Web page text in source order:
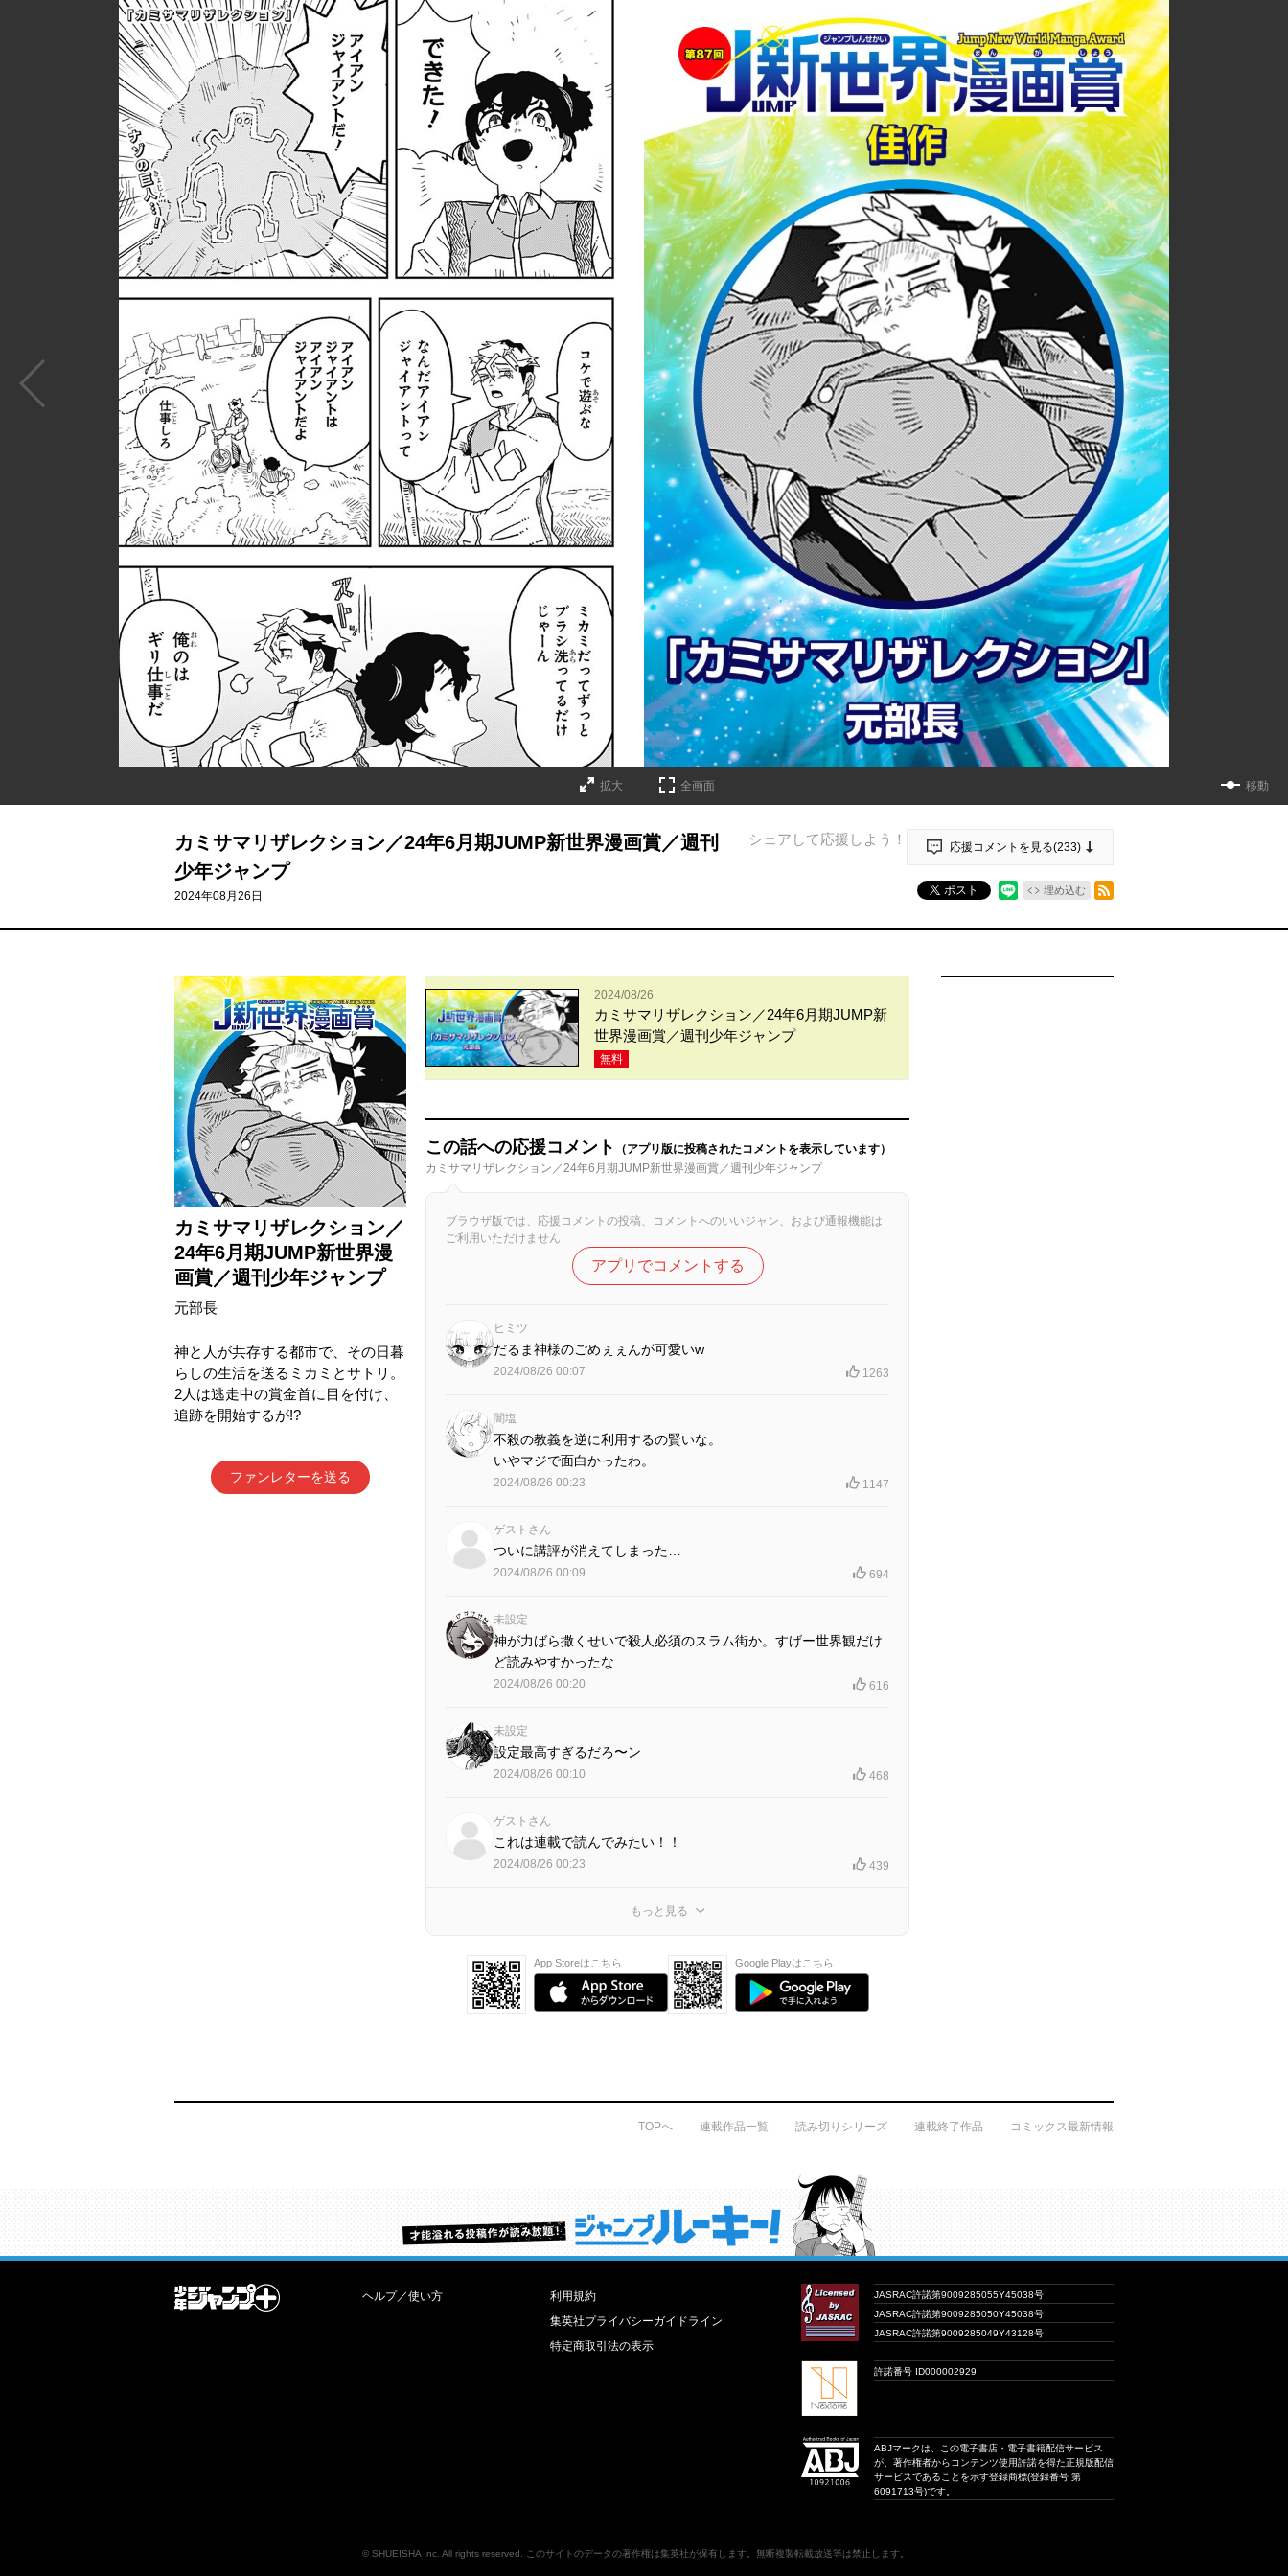
拡大 全画面 移動
カミサマリザレクション／24年6月期JUMP新世界漫画賞／週刊
少年ジャンプ
2024年08月26日
シェアして応援しよう！ 応援コメントを見る(233)
ポスト 埋め込む
カミサマリザレクション／
24年6月期JUMP新世界漫
画賞／週刊少年ジャンプ
元部長
神と人が共存する都市で、その日暮
らしの生活を送るミカミとサトリ。
2人は逃走中の賞金首に目を付け、
追跡を開始するが!?
ファンレターを送る
2024/08/26
カミサマリザレクション／24年6月期JUMP新
世界漫画賞／週刊少年ジャンプ
無料
この話への応援コメント
（アプリ版に投稿されたコメントを表示しています）
カミサマリザレクション／24年6月期JUMP新世界漫画賞／週刊少年ジャンプ
ブラウザ版では、応援コメントの投稿、コメントへのいいジャン、および通報機能は
ご利用いただけません
アプリでコメントする
ヒミツ
だるま神様のごめぇぇんが可愛いw
2024/08/26 00:07 1263
闇塩
不殺の教義を逆に利用するの賢いな。
いやマジで面白かったわ。
2024/08/26 00:23 1147
ゲストさん
ついに講評が消えてしまった…
2024/08/26 00:09 694
未設定
神が力ばら撒くせいで殺人必須のスラム街か。すげー世界観だけ
ど読みやすかったな
2024/08/26 00:20 616
未設定
設定最高すぎるだろ〜ン
2024/08/26 00:10 468
ゲストさん
これは連載で読んでみたい！！
2024/08/26 00:23 439
もっと見る
App Storeはこちら Google Playはこちら
TOPへ 連載作品一覧 読み切りシリーズ 連載終了作品 コミックス最新情報
才能溢れる投稿作が読み放題！ ジャンプルーキー！
ヘルプ／使い方
利用規約
集英社プライバシーガイドライン
特定商取引法の表示
JASRAC許諾第9009285055Y45038号
JASRAC許諾第9009285050Y45038号
JASRAC許諾第9009285049Y43128号
許諾番号 ID000002929
ABJマークは、この電子書店・電子書籍配信サービス
が、著作権者からコンテンツ使用許諾を得た正規版配信
サービスであることを示す登録商標(登録番号 第
6091713号)です。
© SHUEISHA Inc . All rights reserved. このサイトのデータの著作権は集英社が保有します。無断複製転載放送等は禁止します。